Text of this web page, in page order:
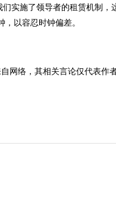
们实施了领导者的租赁机制
以容忍时钟偏差。
自网络，其相关言论仅代表